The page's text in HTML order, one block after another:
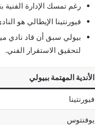
رغم تمسك الإدارة الفنية
فيورنتينا الإيطالي هو
لتحقيق الاستقرار الفني.
الأندية المهتمة ببيولي
فيورنتينا
يوفنتوس